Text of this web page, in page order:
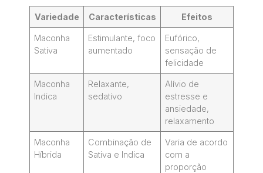
Variedade Características Efeitos
Maconha
Sativa
Estimulante, foco
aumentado
Eufórico,
sensação de
felicidade
Maconha
Indica
Relaxante,
sedativo
Alívio de
estresse e
ansiedade,
relaxamento
Maconha
Híbrida
Combinação de
Sativa e Indica
Varia de acordo
com a
proporção